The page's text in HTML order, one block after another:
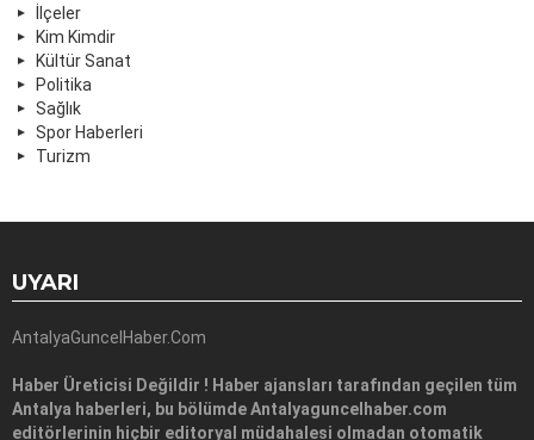
İlçeler
Kim Kimdir
Kültür Sanat
Politika
Sağlık
Spor Haberleri
Turizm
UYARI
AntalyaGuncelHaber.Com
Haber Üreticisi Değildir ! Haber ajansları tarafından geçilen tüm
Antalya haberleri, bu bölümde Antalyaguncelhaber.com
editörlerinin hiçbir editoryal müdahalesi olmadan otomatik